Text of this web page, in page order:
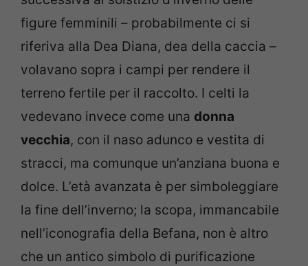
figure femminili – probabilmente ci si
riferiva alla Dea Diana, dea della caccia –
volavano sopra i campi per rendere il
terreno fertile per il raccolto. I celti la
vedevano invece come una donna
vecchia, con il naso adunco e vestita di
stracci, ma comunque un’anziana buona e
dolce. L’età avanzata è per simboleggiare
la fine dell’inverno; la scopa, immancabile
nell’iconografia della Befana, non è altro
che un antico simbolo di purificazione